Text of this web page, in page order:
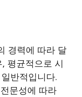
경력에 따라 달
평균적으로 시
반적입니다.
문성에 따라